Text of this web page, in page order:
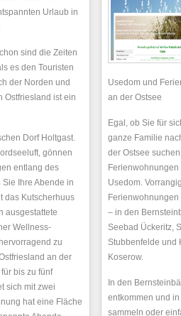
Urlaub in
sind die Zeiten
es den Touristen
der Norden und
Ostfriesland ist ein
Dorf Holtgast.
gönnen
entlang des
Ihre Abende in
das Kutscherhuus
ausgestattete
Wellness-
zu
an der
bis zu fünf
sich mit zwei
hat eine Fläche
Usedom und
an der Ostsee
Egal, ob Sie für
ganze Familie
der Ostsee
Usedom.
– in den
Seebad Ückeritz,
Stubbenfelde und
Koserow.
In den
entkommen und
sammeln oder